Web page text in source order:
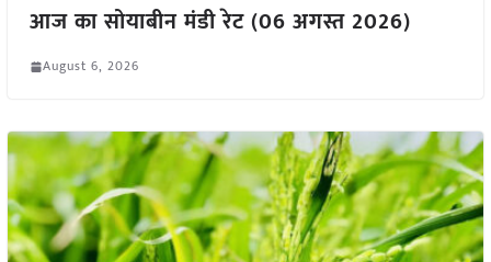
आज का सोयाबीन मंडी रेट (06 अगस्त 2026)
August 6, 2026